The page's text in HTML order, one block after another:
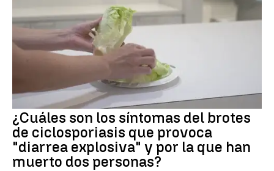
¿Cuáles son los síntomas del brotes
de ciclosporiasis que provoca
"diarrea explosiva" y por la que han
muerto dos personas?